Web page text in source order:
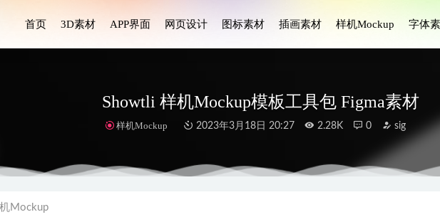
首页 3D素材 APP界面 网页设计 图标素材 插画素材 样机Mockup 字体
Showtli 样机Mockup模板工具包 Figma素材
样机Mockup 2023年3月18日 20:27 2.28K 0 sig
Mockup